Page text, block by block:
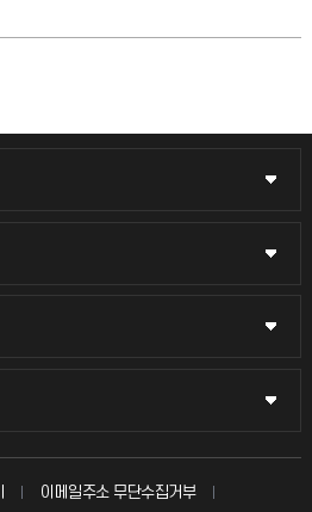
이메일주소 무단수집거부